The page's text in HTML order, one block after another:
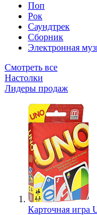
Поп
Рок
Саундтрек
Сборник
Электронная
Смотреть все
Настолки
Лидеры продаж
Карточная игра